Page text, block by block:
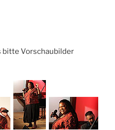
bitte Vorschaubilder